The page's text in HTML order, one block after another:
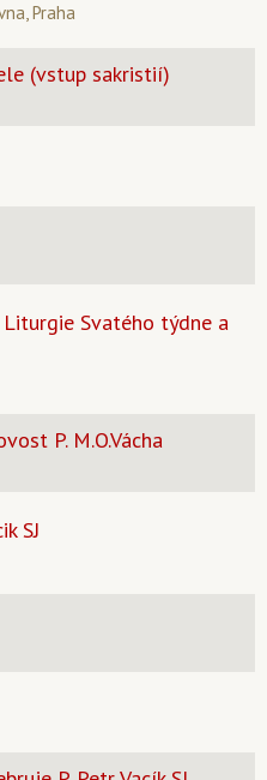
Praha
(vstup sakristií)
Liturgie Svatého týdne a
P. M.O.Vácha
SJ